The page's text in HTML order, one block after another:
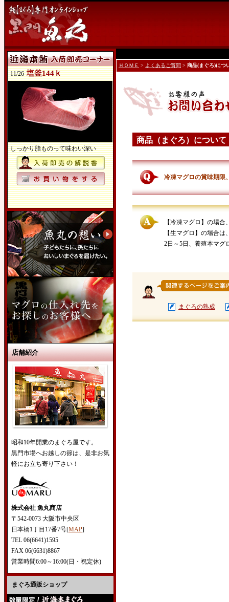
11/26 塩釜144ｋ
しっかり脂ものって味わい深い
店舗紹介
昭和10年開業のまぐろ屋です。
黒門市場へお越しの節は、是非お気
軽にお立ち寄り下さい！
株式会社 魚丸商店
〒542-0073 大阪市中央区
日本橋1丁目17番7号[MAP]
TEL 06(6641)1595
FAX 06(6631)8867
営業時間6:00～16:00(日・祝定休)
まぐろ通販ショップ
ＨＯＭＥ > よくあるご質問 > 商品(まぐろ)につ
商品（まぐろ）について
冷凍マグロの賞味期限
【冷凍マグロ】の場
【生マグロ】の場合
2日～5日、養殖本マグ
まぐろの熟成